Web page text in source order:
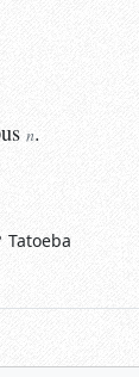
n.
Tatoeba